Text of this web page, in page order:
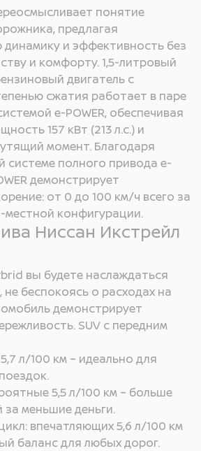
понятие
предлагая
динамику и эффективность без
и комфорту. 1,5-литровый
двигатель с
сжатия работает в паре
e-POWER, обеспечивая
157 кВт (213 л.с.) и
момент. Благодаря
системе полного привода e-
демонстрирует
от 0 до 100 км/ч всего за
местной конфигурации.
Ниссан Икстрейл
вы будете наслаждаться
беспокоясь о расходах на
демонстрирует
SUV с передним
л/100 км – идеально для
5,5 л/100 км – больше
за меньшие деньги.
впечатляющих 5,6 л/100 км
баланс для любых дорог.